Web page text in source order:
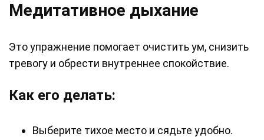
Медитативное дыхание
Это упражнение помогает очистить ум, снизить
тревогу и обрести внутреннее спокойствие.
Как его делать:
Выберите тихое место и сядьте удобно.